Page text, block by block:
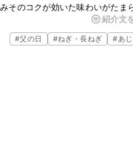
みそのコクが効いた味わいがたま
にはもちろん、日本酒やビールな
すよ。この機会にぜひ作ってみて
紹介文
#父の日 #ねぎ・長ねぎ #あじ